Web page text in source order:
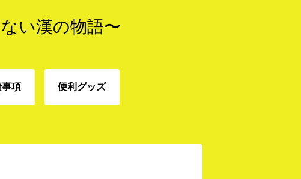
い漢の物語〜
項 便利グッズ